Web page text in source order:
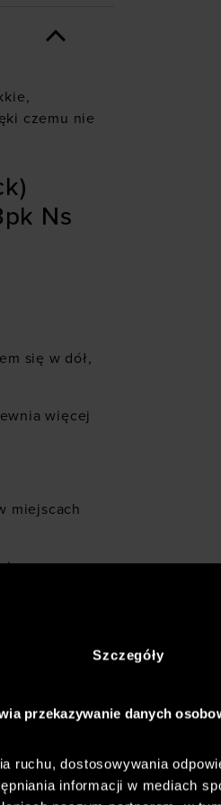
Szczegóły
przekazywanie danych
ruchu, dostosowywania
informacji w mediach
czemu nie
Ns
się w dół,
więcej
miejscach